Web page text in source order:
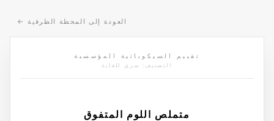
← العودة إلى المحطة الطرفية
تقييم السيكوباثية المؤسسية
التصنيف: سري للغاية
متملص اللوم المتفوق